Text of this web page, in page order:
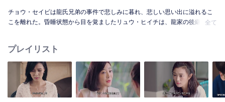
チョウ・セイビは龍氏兄弟の事件で悲しみに暮れ、悲しい思い出に溢れるこ
こを離れた。昏睡状態から目を覚ましたリュウ・ヒイチは、龍家の後継者で
きたリュウ・カイイチは正式にリュウ・ヒイチに宣戦布告し、後継者の地位
の争いをスタートした。彼の身の回りにまた一人ラ・ヨウヨウという賢い女
の子が現れて、数人の生活は再び波乱を巻き起こす。
全て
プレイリスト